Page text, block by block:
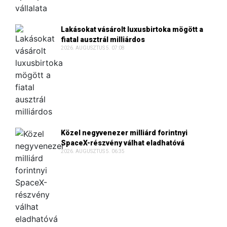
Lakásokat vásárolt luxusbirtoka mögött a
fiatal ausztrál milliárdos
2026. AUGUSZTUS 5. 07:08
Közel negyvenezer milliárd forintnyi
SpaceX-részvény válhat eladhatóvá
2026. AUGUSZTUS 5. 06:35